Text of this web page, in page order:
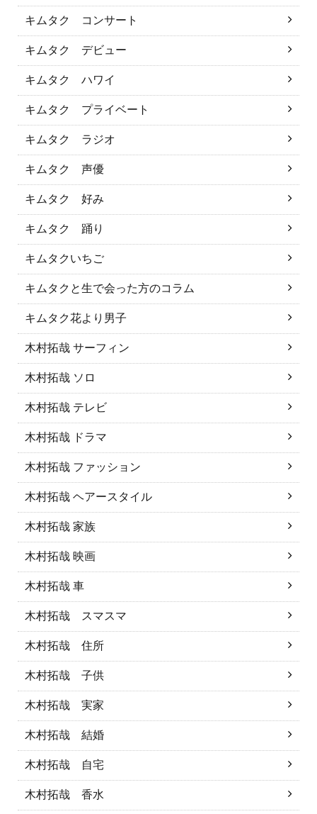
キムタク コンサート
キムタク デビュー
キムタク ハワイ
キムタク プライベート
キムタク ラジオ
キムタク 声優
キムタク 好み
キムタク 踊り
キムタクいちご
キムタクと生で会った方のコラム
キムタク花より男子
木村拓哉 サーフィン
木村拓哉 ソロ
木村拓哉 テレビ
木村拓哉 ドラマ
木村拓哉 ファッション
木村拓哉 ヘアースタイル
木村拓哉 家族
木村拓哉 映画
木村拓哉 車
木村拓哉 スマスマ
木村拓哉 住所
木村拓哉 子供
木村拓哉 実家
木村拓哉 結婚
木村拓哉 自宅
木村拓哉 香水